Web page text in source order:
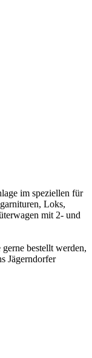
im speziellen für
Loks,
mit 2- und
bestellt werden,
Jägerndorfer